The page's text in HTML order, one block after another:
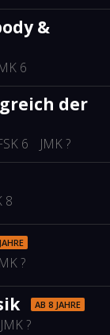
&
6
der
6 JMK ?
8
?
AB 8 JAHRE
JMK ?